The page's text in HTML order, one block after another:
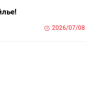
2026/07/08